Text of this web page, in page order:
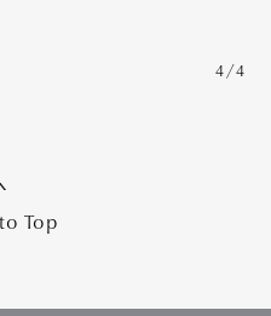
4/4
Top